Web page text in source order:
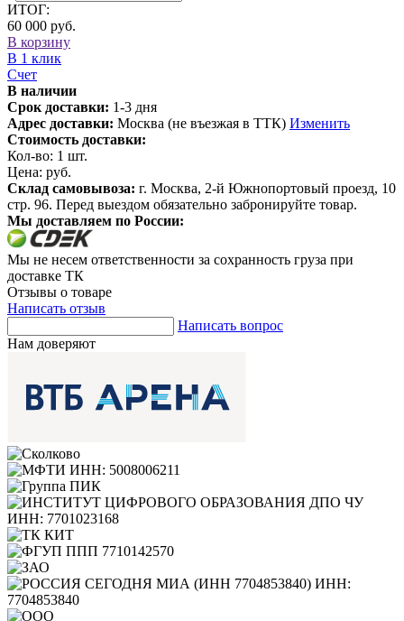
ИТОГ:
60 000 руб.
В корзину
В 1 клик
Счет
В наличии
Срок доставки: 1-3 дня
Адрес доставки: Москва (не въезжая в ТТК) Изменить
Стоимость доставки:
Кол-во: 1 шт.
Цена: руб.
Склад самовывоза: г. Москва, 2-й Южнопортовый проезд, 10
стр. 96. Перед выездом обязательно забронируйте товар.
Мы доставляем по России:
Мы не несем ответственности за сохранность груза при
доставке ТК
Отзывы о товаре
Написать отзыв
Написать вопрос
Нам доверяют